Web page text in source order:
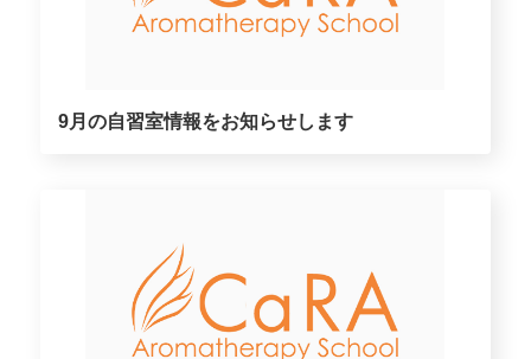
9月の自習室情報をお知らせします